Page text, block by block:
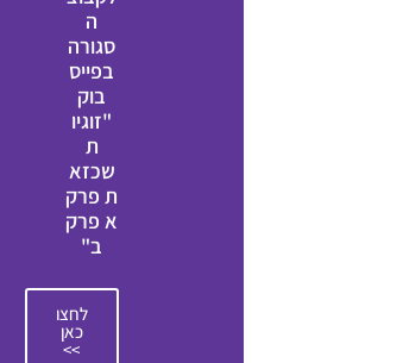
ה
סגורה
בפייס
בוק
"זוגיו
ת
שכזא
ת פרק
א פרק
ב"
לחצו
כאן
>>